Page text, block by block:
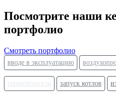
Посмотрите наши
портфолио
Смотреть портфолио
вводе в эксплуатацию
герметичность запуск котлов